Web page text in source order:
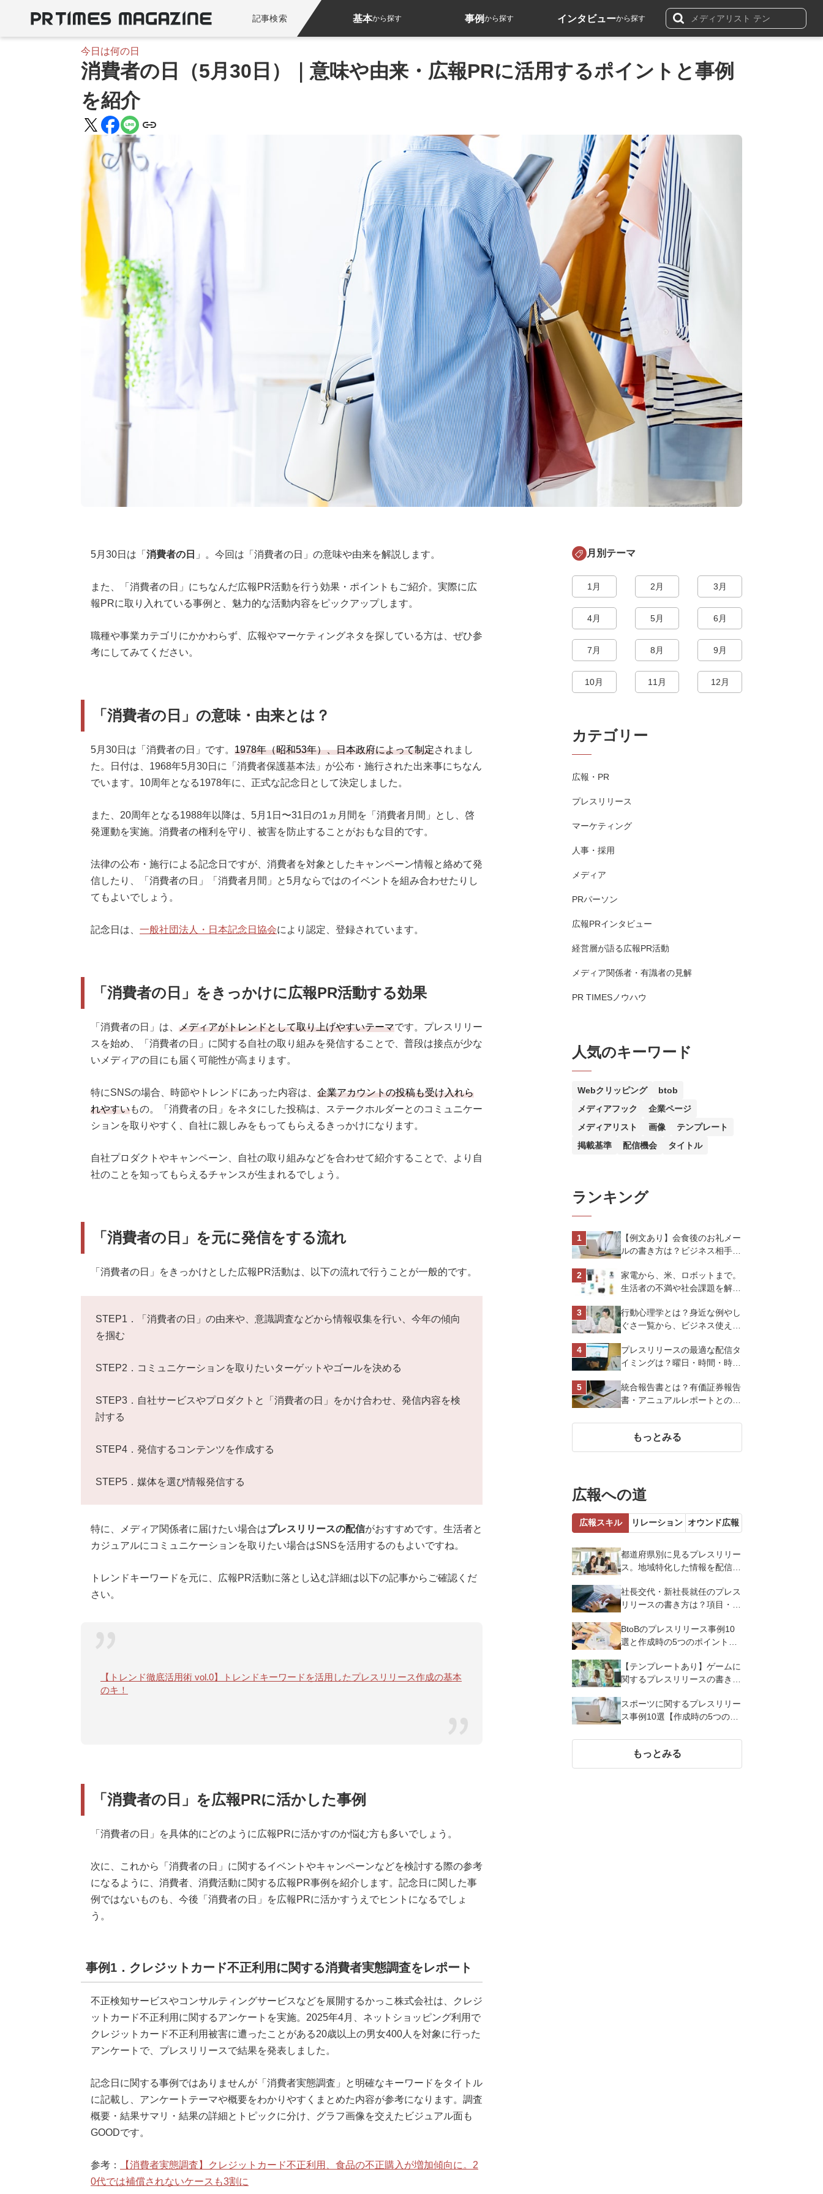
記事検索 基本から探す 事例から探す インタビューから探す
今日は何の日
消費者の日（5月30日）｜意味や由来・広報PRに活用するポイントと事例
を紹介
5月30日は「 消費者の日 」。今回は「消費者の日」の意味や由来を解説します。
また、「消費者の日」にちなんだ広報PR活動を行う効果・ポイントもご紹介。実際に広
報PRに取り入れている事例と、魅力的な活動内容をピックアップします。
職種や事業カテゴリにかかわらず、広報やマーケティングネタを探している方は、ぜひ参
考にしてみてください。
「消費者の日」の意味・由来とは？
5月30日は「消費者の日」です。 1978年（昭和53年）、日本政府によって制定されまし
た。日付は、1968年5月30日に「消費者保護基本法」が公布・施行された出来事にちなん
でいます。10周年となる1978年に、正式な記念日として決定しました。
また、20周年となる1988年以降は、5月1日〜31日の1ヵ月間を「消費者月間」とし、啓
発運動を実施。消費者の権利を守り、被害を防止することがおもな目的です。
法律の公布・施行による記念日ですが、消費者を対象としたキャンペーン情報と絡めて発
信したり、「消費者の日」「消費者月間」と5月ならではのイベントを組み合わせたりし
てもよいでしょう。
記念日は、 一般社団法人・日本記念日協会により認定、登録されています。
「消費者の日」をきっかけに広報PR活動する効果
「消費者の日」は、 メディアがトレンドとして取り上げやすいテーマです。プレスリリー
スを始め、「消費者の日」に関する自社の取り組みを発信することで、普段は接点が少な
いメディアの目にも届く可能性が高まります。
特にSNSの場合、時節やトレンドにあった内容は、 企業アカウントの投稿も受け入れら
れやすいもの。「消費者の日」をネタにした投稿は、ステークホルダーとのコミュニケー
ションを取りやすく、自社に親しみをもってもらえるきっかけになります。
自社プロダクトやキャンペーン、自社の取り組みなどを合わせて紹介することで、より自
社のことを知ってもらえるチャンスが生まれるでしょう。
「消費者の日」を元に発信をする流れ
「消費者の日」をきっかけとした広報PR活動は、以下の流れで行うことが一般的です。
STEP1．「消費者の日」の由来や、意識調査などから情報収集を行い、今年の傾向
を掴む
STEP2．コミュニケーションを取りたいターゲットやゴールを決める
STEP3．自社サービスやプロダクトと「消費者の日」をかけ合わせ、発信内容を検
討する
STEP4．発信するコンテンツを作成する
STEP5．媒体を選び情報発信する
特に、メディア関係者に届けたい場合はプレスリリースの配信がおすすめです。生活者と
カジュアルにコミュニケーションを取りたい場合はSNSを活用するのもよいですね。
トレンドキーワードを元に、広報PR活動に落とし込む詳細は以下の記事からご確認くだ
さい。
【トレンド徹底活用術 vol.0】トレンドキーワードを活用したプレスリリース作成の基本
のキ！
「消費者の日」を広報PRに活かした事例
「消費者の日」を具体的にどのように広報PRに活かすのか悩む方も多いでしょう。
次に、これから「消費者の日」に関するイベントやキャンペーンなどを検討する際の参考
になるように、消費者、消費活動に関する広報PR事例を紹介します。記念日に関した事
例ではないものも、今後「消費者の日」を広報PRに活かすうえでヒントになるでしょ
う。
事例1．クレジットカード不正利用に関する消費者実態調査をレポート
不正検知サービスやコンサルティングサービスなどを展開するかっこ株式会社は、クレジ
ットカード不正利用に関するアンケートを実施。2025年4月、ネットショッピング利用で
クレジットカード不正利用被害に遭ったことがある20歳以上の男女400人を対象に行った
アンケートで、プレスリリースで結果を発表しました。
記念日に関する事例ではありませんが「消費者実態調査」と明確なキーワードをタイトル
に記載し、アンケートテーマや概要をわかりやすくまとめた内容が参考になります。調査
概要・結果サマリ・結果の詳細とトピックに分け、グラフ画像を交えたビジュアル面も
GOODです。
参考：
【消費者実態調査】クレジットカード不正利用、食品の不正購入が増加傾向に。2
0代では補償されないケースも3割に
月別テーマ
1月 2月 3月
4月 5月 6月
7月 8月 9月
10月 11月 12月
カテゴリー
広報・PR
プレスリリース
マーケティング
人事・採用
メディア
PRパーソン
広報PRインタビュー
経営層が語る広報PR活動
メディア関係者・有識者の見解
PR TIMESノウハウ
人気のキーワード
Webクリッピング
btob
メディアフック
企業ページ
メディアリスト
画像
テンプレート
掲載基準
配信機会 タイトル
ランキング
【例文あり】会食後のお礼メー
ルの書き方は？ビジネス相手に
トを解説
家電から、米、ロボットまで。
生活者の不満や社会課題を解決
スオーヤマ株式会社
行動心理学とは？身近な例やし
ぐさ一覧から、ビジネス使える
プレスリリースの最適な配信タ
イミングは？曜日・時間・時期
化させよう
統合報告書とは？有価証券報告
書・アニュアルレポートとの違
もっとみる
広報への道
広報スキル リレーション オウンド広報
都道府県別に見るプレスリリー
ス。地域特化した情報を配信す
社長交代・新社長就任のプレス
リリースの書き方は？項目・ポ
BtoBのプレスリリース事例10
選と作成時の5つのポイントを
【テンプレートあり】ゲームに
関するプレスリリースの書き方
スポーツに関するプレスリリー
ス事例10選【作成時の5つのポ
もっとみる